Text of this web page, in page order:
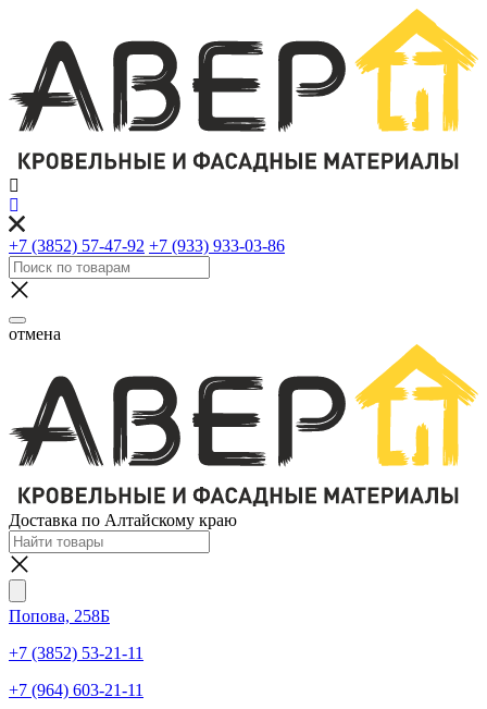
+7 (3852) 57-47-92 +7 (933) 933-03-86
отмена
Доставка по Алтайскому краю
Попова, 258Б
+7 (3852) 53-21-11
+7 (964) 603-21-11